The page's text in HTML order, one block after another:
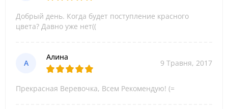
Добрый день. Когда будет поступление красного
цвета? Давно уже нет((
А
Алина
9 Травня, 2017
Прекрасная Веревочка, Всем Рекомендую! (=